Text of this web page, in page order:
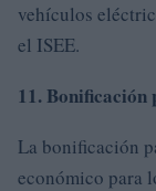
vehículos
el ISEE.
11.
La bonificación
económico para